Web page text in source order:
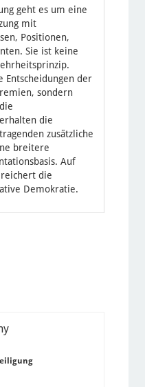
geht es um eine
mit
Positionen,
Sie ist keine
Entscheidungen der
sondern
die
zusätzliche
breitere
Auf
die
Demokratie.